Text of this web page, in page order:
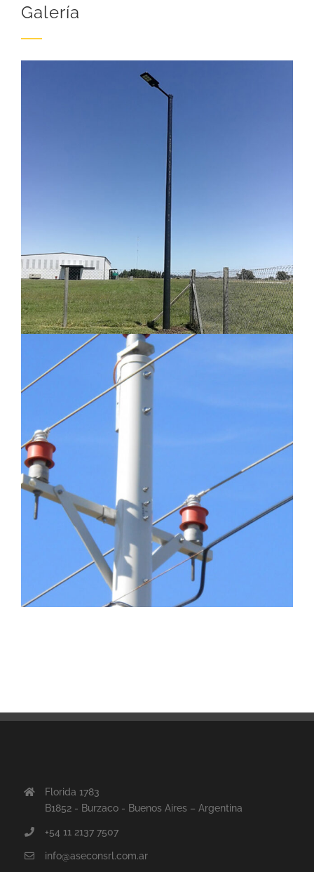
Galería
Florida 1783
B1852 - Burzaco - Buenos Aires – Argentina
+54 11 2137 7507
info@aseconsrl.com.ar